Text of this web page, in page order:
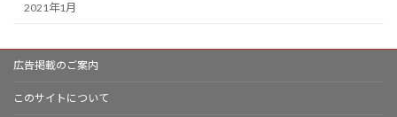
2021年1月
広告掲載のご案内
このサイトについて